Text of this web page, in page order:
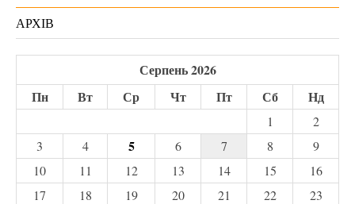
АРХІВ
Серпень 2026
Пн
Вт Ср Чт Пт Сб Нд
1
2
3
4 5 6 7 8
9
10
11 12 13 14 15
16
17
18 19 20 21 22
23